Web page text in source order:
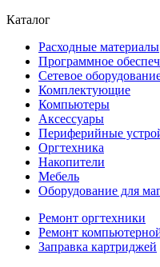
Каталог
Расходные материалы
Программное
Сетевое
Комплектующие
Компьютеры
Аксессуары
Периферийные
Оргтехника
Накопители
Мебель
Оборудование для
Ремонт оргтехники
Ремонт
Заправка картриджей